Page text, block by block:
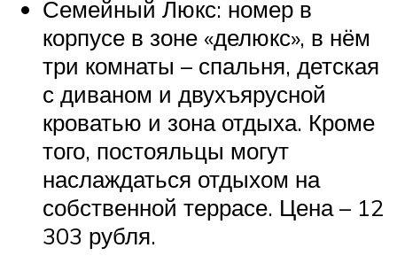
Семейный Люкс: номер в
корпусе в зоне «делюкс», в нём
три комнаты – спальня, детская
с диваном и двухъярусной
кроватью и зона отдыха. Кроме
того, постояльцы могут
наслаждаться отдыхом на
собственной террасе. Цена – 12
303 рубля.